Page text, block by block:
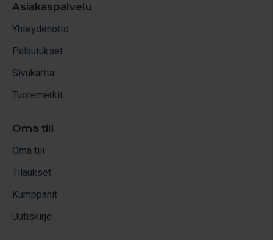
Asiakaspalvelu
Yhteydenotto
Palautukset
Sivukartta
Tuotemerkit
Oma tili
Oma tili
Tilaukset
Kumppanit
Uutiskirje